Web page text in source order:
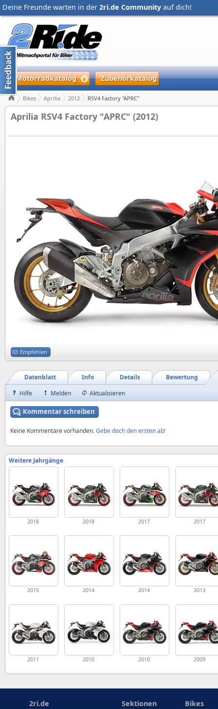
Deine Freunde warten in der 2ri.de Community auf dich!
Motorradkatalog Zubehörkatalog
Bikes Aprilia 2012 RSV4 Factory "APRC"
Aprilia RSV4 Factory "APRC" (2012)
Empfehlen
Bewertung
Details
Info
Datenblatt
Hilfe
Melden Aktualisieren
Kommentar schreiben
Keine Kommentare vorhanden.Gebe doch den ersten ab!
Weitere Jahrgänge
2018 2018 2017 2017
2015 2014 2014 2013
2011 2010 2010 2009
2ri.de Sektionen Bikes